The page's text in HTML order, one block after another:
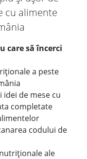
cu alimente
care să încerci
a peste
idei de mese cu
completate
codului de
ale